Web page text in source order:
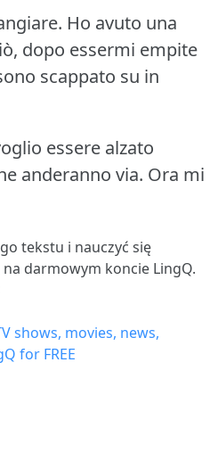
Ho avuto una
dopo essermi empite
scappato su in
essere alzato
anderanno via. Ora mi
tekstu i nauczyć się
na darmowym koncie LingQ.